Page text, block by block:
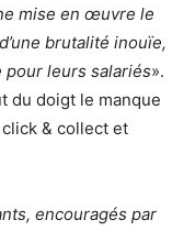
mise en œuvre le
brutalité inouïe,
pour leurs salariés».
du doigt le manque
& collect et
encouragés par